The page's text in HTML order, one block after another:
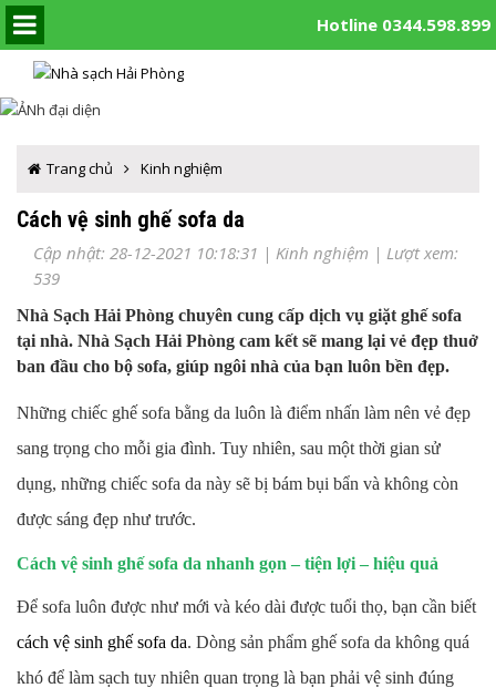
Hotline 0344.598.899
Trang chủ Kinh nghiệm
Cách vệ sinh ghế sofa da
Cập nhật: 28-12-2021 10:18:31 | Kinh nghiệm | Lượt xem:
539
Nhà Sạch Hải Phòng chuyên cung cấp dịch vụ giặt ghế sofa
tại nhà. Nhà Sạch Hải Phòng cam kết sẽ mang lại vẻ đẹp thuở
ban đầu cho bộ sofa, giúp ngôi nhà của bạn luôn bền đẹp.
Những chiếc ghế sofa bằng da luôn là điểm nhấn làm nên vẻ đẹp
sang trọng cho mỗi gia đình. Tuy nhiên, sau một thời gian sử
dụng, những chiếc sofa da này sẽ bị bám bụi bẩn và không còn
được sáng đẹp như trước.
Cách vệ sinh ghế sofa da nhanh gọn – tiện lợi – hiệu quả
Để sofa luôn được như mới và kéo dài được tuổi thọ, bạn cần biết
cách vệ sinh ghế sofa da. Dòng sản phẩm ghế sofa da không quá
khó để làm sạch tuy nhiên quan trọng là bạn phải vệ sinh đúng